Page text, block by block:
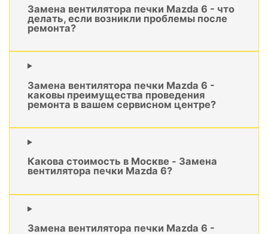
Замена вентилятора печки Mazda 6 - что
делать, если возникли проблемы после
ремонта?
Замена вентилятора печки Mazda 6 -
каковы преимущества проведения
ремонта в вашем сервисном центре?
Какова стоимость в Москве - Замена
вентилятора печки Mazda 6?
Замена вентилятора печки Mazda 6 -